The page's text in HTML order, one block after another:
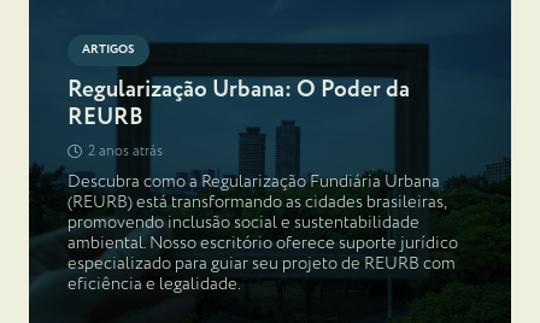
ARTIGOS
Regularização Urbana: O Poder da
REURB
2 anos atrás
Descubra como a Regularização Fundiária Urbana
(REURB) está transformando as cidades brasileiras,
promovendo inclusão social e sustentabilidade
ambiental. Nosso escritório oferece suporte jurídico
especializado para guiar seu projeto de REURB com
eficiência e legalidade.